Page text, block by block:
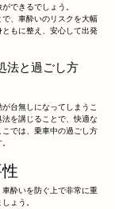
できるでしょう。
、車酔いのリスクを大幅
もに整え、安心して出発
法と過ごし方
台無しになってしまうこ
を講じることで、快適な
では、乗車中の過ごし方
酔いを防ぐ上で非常に重
ょう。